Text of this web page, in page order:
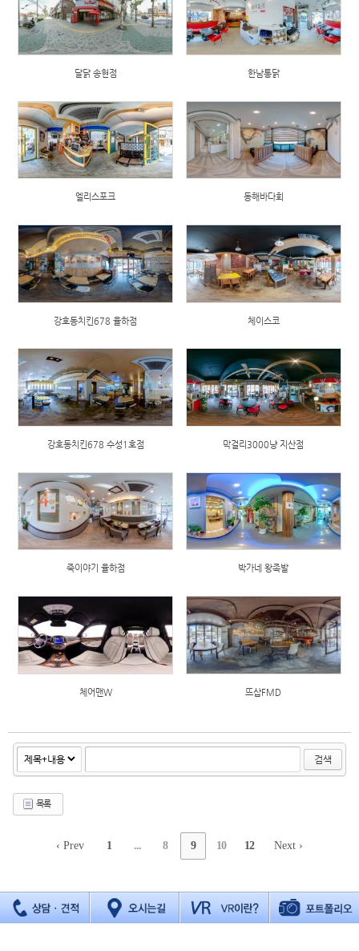
달닭 송현점 한남통닭
엘리스포크 동해바다회
강호동치킨678 율하점 체이스코
강호동치킨678 수성1호점 막걸리3000냥 지산점
죽이야기 율하점 박가네 왕족발
체어맨W 뜨삽FMD
검색
목록
‹ Prev 1 ... 8 9 10 12 Next ›